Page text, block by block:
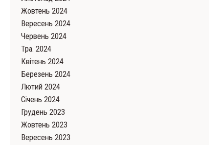
Жовтень 2024
Вересень 2024
Червень 2024
Тра. 2024
Квітень 2024
Березень 2024
Лютий 2024
Cічень 2024
Грудень 2023
Жовтень 2023
Вересень 2023